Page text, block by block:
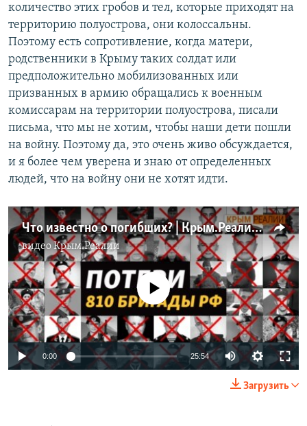
количество этих гробов и тел, которые приходят на
территорию полуострова, они колоссальны.
Поэтому есть сопротивление, когда матери,
родственники в Крыму таких солдат или
предположительно мобилизованных или
призванных в армию обращались к военным
комиссарам на территории полуострова, писали
письма, что мы не хотим, чтобы наши дети пошли
на войну. Поэтому да, это очень живо обсуждается,
и я более чем уверена и знаю от определенных
людей, что на войну они не хотят идти.
Что известно о погибших? | Крым.Реалии ТВ
видеоКрым.Реалии
No media source currently available
0:00 25:54
240p
Загрузить